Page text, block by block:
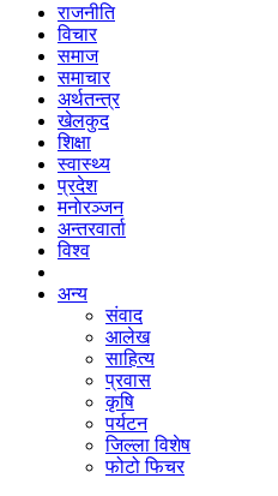
राजनीति
विचार
समाज
समाचार
अर्थतन्त्र
खेलकुद
शिक्षा
स्वास्थ्य
प्रदेश
मनाेरञ्जन
अन्तरवार्ता
विश्व
अन्य
संवाद
आलेख
साहित्य
प्रवास
कृषि
पर्यटन
जिल्ला विशेष
फोटो फिचर